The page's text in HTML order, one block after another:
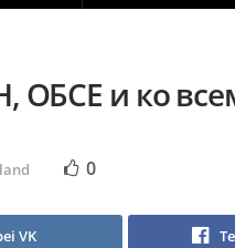
ОБСЕ и ко
0
VK